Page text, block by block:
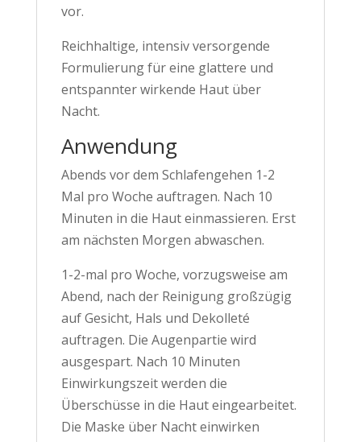
vor.
Reichhaltige, intensiv versorgende
Formulierung für eine glattere und
entspannter wirkende Haut über
Nacht.
Anwendung
Abends vor dem Schlafengehen 1-2
Mal pro Woche auftragen. Nach 10
Minuten in die Haut einmassieren. Erst
am nächsten Morgen abwaschen.
1-2-mal pro Woche, vorzugsweise am
Abend, nach der Reinigung großzügig
auf Gesicht, Hals und Dekolleté
auftragen. Die Augenpartie wird
ausgespart. Nach 10 Minuten
Einwirkungszeit werden die
Überschüsse in die Haut eingearbeitet.
Die Maske über Nacht einwirken